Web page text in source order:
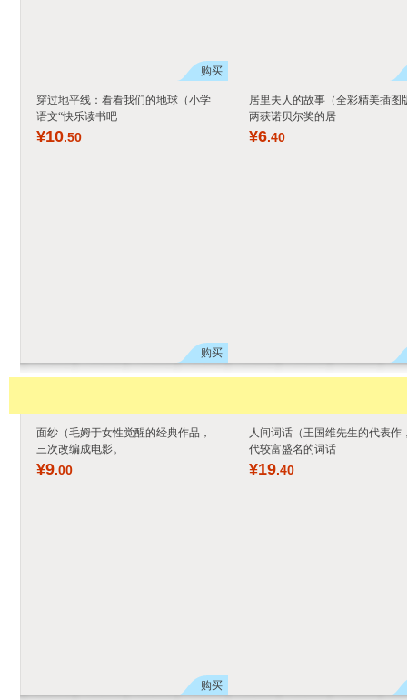
购买
穿过地平线：看看我们的地球（小学
语文“快乐读书吧
¥10.50
购买
居里夫人的故事（全彩精美插图
两获诺贝尔奖的居
¥6.40
面纱（毛姆于女性觉醒的经典作品，
三次改编成电影。
¥9.00
购买
人间词话（王国维先生的代表作
代较富盛名的词话
¥19.40